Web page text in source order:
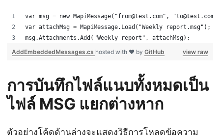
var msg = new MapiMessage("from@test.com",
var attachMsg = MapiMessage.Load("Weekly report.msg");
msg.Attachments.Add("Weekly report", attachMsg);
view raw
AddEmbeddedMessages.cs hosted with ❤ by GitHub
การบันทึกไฟล์แนบทั้งหมดเป็น
ไฟล์ MSG แยกต่างหาก
ตัวอย่างโค้ดด้านล่างจะแสดงวิธีการโหลดข้อความ